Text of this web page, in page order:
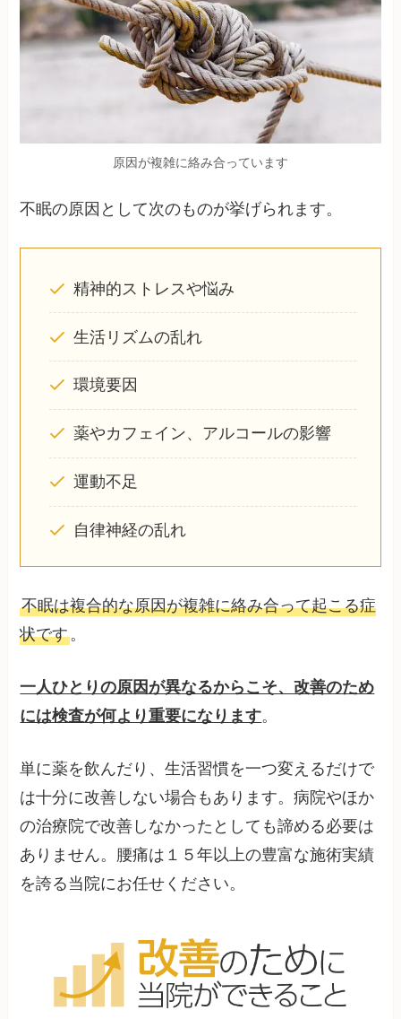
原因が複雑に絡み合っています
不眠の原因として次のものが挙げられます。
精神的ストレスや悩み
生活リズムの乱れ
環境要因
薬やカフェイン、アルコールの影響
運動不足
自律神経の乱れ
不眠は複合的な原因が複雑に絡み合って起こる症
状です。
一人ひとりの原因が異なるからこそ、改善のため
には検査が何より重要になります。
単に薬を飲んだり、生活習慣を一つ変えるだけで
は十分に改善しない場合もあります。病院やほか
の治療院で改善しなかったとしても諦める必要は
ありません。腰痛は１５年以上の豊富な施術実績
を誇る当院にお任せください。